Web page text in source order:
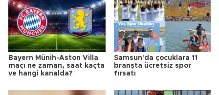
Bayern Münih-Aston Villa
maçı ne zaman, saat kaçta
ve hangi kanalda?
Samsun'da çocuklara 11
branşta ücretsiz spor
fırsatı